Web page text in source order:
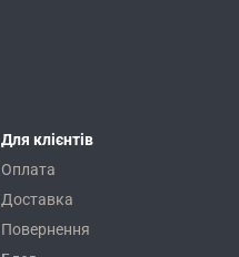
Для клієнтів
Оплата
Доставка
Повернення